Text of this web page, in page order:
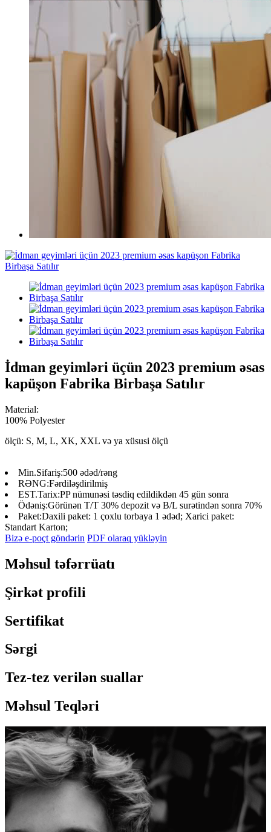
İdman geyimləri üçün 2023 premium əsas
kapüşon Fabrika Birbaşa Satılır
Material:
100% Polyester
ölçü: S, M, L, XK, XXL və ya xüsusi ölçü
Min.Sifariş:500 ədəd/rəng
RƏNG:Fərdiləşdirilmiş
EST.Tarix:PP nümunəsi təsdiq edildikdən 45 gün sonra
Ödəniş:Görünən T/T 30% depozit və B/L surətindən sonra 70%
Paket:Daxili paket: 1 çoxlu torbaya 1 ədəd; Xarici paket:
Standart Karton;
Bizə e-poçt göndərin PDF olaraq yükləyin
Məhsul təfərrüatı
Şirkət profili
Sertifikat
Sərgi
Tez-tez verilən suallar
Məhsul Teqləri